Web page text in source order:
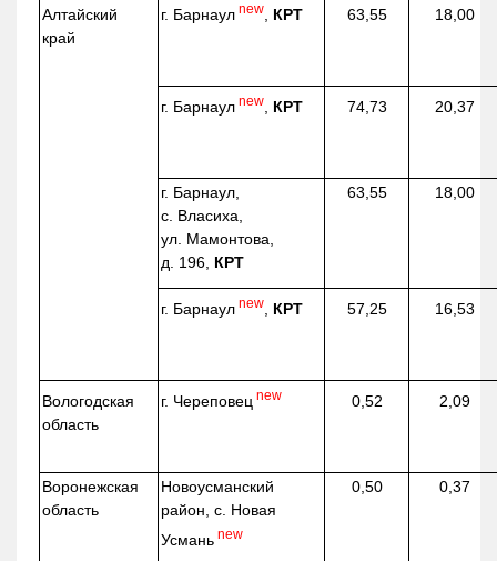
Алтайский
край
г. Барнаул new КРТ 63,55 18,00
г. Барнаул new КРТ 74,73 20,37
г. Барнаул,
с. Власиха,
ул. Мамонтова,
д. 196, КРТ
63,55 18,00
г. Барнаул new КРТ 57,25 16,53
Вологодская
область
г. Череповец new 0,52 2,09
Воронежская
область
Новоусманский
район, с. Новая
Усмань new
0,50 0,37